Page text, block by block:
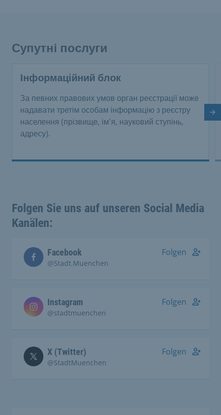
Супутні послуги
Інформаційний блок
За певних правових умов орган реєстрації може
надавати третім особам інформацію з реєстру
населення (прізвище, ім'я, науковий ступінь,
адресу).
Folgen Sie uns auf unseren Social Media
Kanälen:
Facebook
@Stadt.Muenchen
Folgen
Instagram
@stadtmuenchen
Folgen
X (Twitter)
@StadtMuenchen
Folgen